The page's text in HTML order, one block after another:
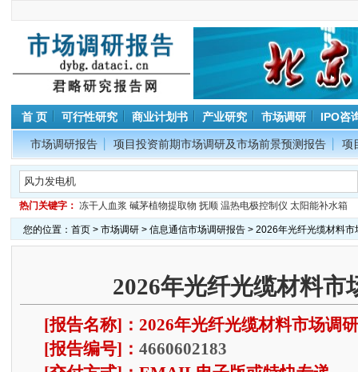
首 页 可行性研究 商业计划书 产业研究 市场调研 IPO咨
市场调研报告 项目投资前期市场调研及市场前景预测报告 项
热门关键字： 冻干人血浆 碱茅植物提取物 抚顺 温热电极控制仪 太阳能补水箱
您的位置： 首页> 市场调研> 信息通信市场调研报告> 2026年光纤光缆材料市
2026年光纤光缆材料市
[报告名称]：2026年光纤光缆材料市场调
[报告编号]： 4660602183